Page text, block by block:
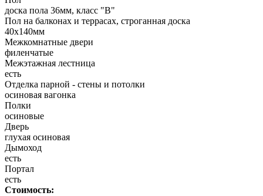
доска пола 36мм, класс "B"
Пол на балконах и террасах, строганная доска
40x140мм
Межкомнатные двери
филенчатые
Межэтажная лестница
есть
Отделка парной - стены и потолки
осиновая вагонка
Полки
осиновые
Дверь
глухая осиновая
Дымоход
есть
Портал
есть
Стоимость: